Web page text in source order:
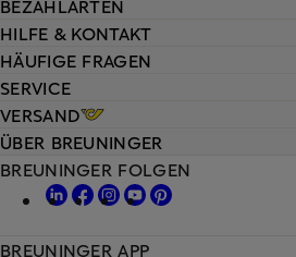
HILFE & KONTAKT
HÄUFIGE FRAGEN
SERVICE
VERSAND
BEZAHLARTEN
ÜBER BREUNINGER
BREUNINGER FOLGEN
BREUNINGER APP